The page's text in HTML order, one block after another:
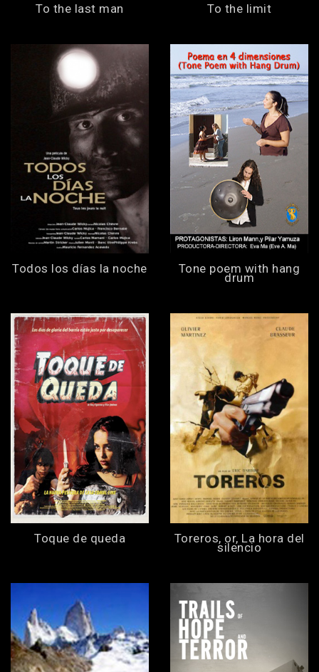
To the last man To the limit
Todos los días la noche Tone poem with hang
drum
Toque de queda Toreros, or, La hora del
silencio